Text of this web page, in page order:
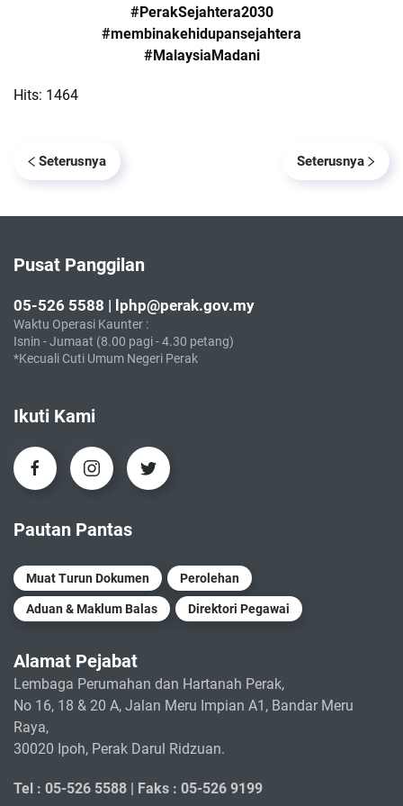
#PerakSejahtera2030
#membinakehidupansejahtera
#MalaysiaMadani
Hits: 1464
Seterusnya Seterusnya
Pusat Panggilan
05-526 5588 | lphp@perak.gov.my
Waktu Operasi Kaunter :
Isnin - Jumaat (8.00 pagi - 4.30 petang)
*Kecuali Cuti Umum Negeri Perak
Ikuti Kami
Pautan Pantas
Muat Turun Dokumen Perolehan
Aduan & Maklum Balas Direktori Pegawai
Alamat Pejabat
Lembaga Perumahan dan Hartanah Perak,
No 16, 18 & 20 A, Jalan Meru Impian A1, Bandar Meru
Raya,
30020 Ipoh, Perak Darul Ridzuan.
Tel : 05-526 5588 | Faks : 05-526 9199